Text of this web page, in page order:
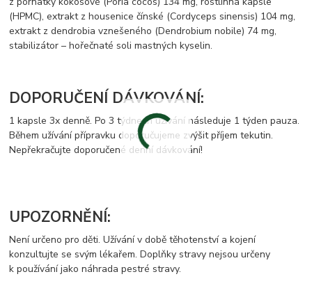
(HPMC), extrakt z housenice čínské (Cordyceps sinensis) 104 mg,
extrakt z dendrobia vznešeného (Dendrobium nobile) 74 mg,
stabilizátor – hořečnaté soli mastných kyselin.
DOPORUČENÍ DÁVKOVÁNÍ:
1 kapsle 3x denně. Po 3 týdnech užívání následuje 1 týden pauza.
Během užívání přípravku doporučujeme zvýšit příjem tekutin.
Nepřekračujte doporučené denní dávkování!
UPOZORNĚNÍ:
Není určeno pro děti. Užívání v době těhotenství a kojení
konzultujte se svým lékařem. Doplňky stravy nejsou určeny
k používání jako náhrada pestré stravy.